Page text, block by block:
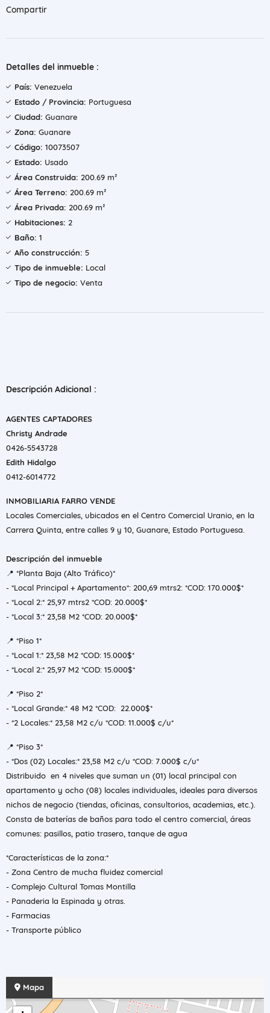
Compartir
Detalles del inmueble :
País: Venezuela
Estado / Provincia: Portuguesa
Ciudad: Guanare
Zona: Guanare
Código: 10073507
Estado: Usado
Área Construida: 200.69 m²
Área Terreno: 200.69 m²
Área Privada: 200.69 m²
Habitaciones: 2
Baño: 1
Año construcción: 5
Tipo de inmueble: Local
Tipo de negocio: Venta
Descripción Adicional :
AGENTES CAPTADORES
Christy Andrade
0426-5543728
Edith Hidalgo
0412-6014772
INMOBILIARIA FARRO VENDE
​Locales Comerciales, ubicados en el Centro Comercial Uranio, en la
Carrera Quinta, entre calles 9 y 10, Guanare, Estado Portuguesa.
Descripción del inmueble
​📍 *Planta Baja (Alto Tráfico)*
- *Local Principal + Apartamento*: 200,69 mtrs2: *COD: 170.000$*
- *Local 2:* 25,97 mtrs2 *COD: 20.000$*
- *Local 3:* 23,58 M2 *COD: 20.000$*
​📍 *Piso 1*
- *​Local 1:* 23,58 M2 *COD: 15.000$*
- *Local 2:* 25,97 M2 *COD: 15.000$*
​📍 *Piso 2*
- *​Local Grande:* 48 M2 *COD: 22.000$*
- *​2 Locales:* 23,58 M2 c/u *COD: 11.000$ c/u*
​📍 *Piso 3*
- *Dos (0​2) Locales:* 23,58 M2 c/u *COD: 7.000$ c/u*
Distribuido en 4 niveles que suman un (01) local principal con
apartamento y ocho (08) locales individuales, ideales para diversos
nichos de negocio (tiendas, oficinas, consultorios, academias, etc.).
​Consta de baterías de baños para todo el centro comercial, áreas
comunes: pasillos, patio trasero, tanque de agua
*Características de la zona:*
- Zona Centro de mucha fluidez comercial
- Complejo Cultural Tomas Montilla
- Panaderia la Espinada y otras.
- Farmacias
- Transporte público
Mapa